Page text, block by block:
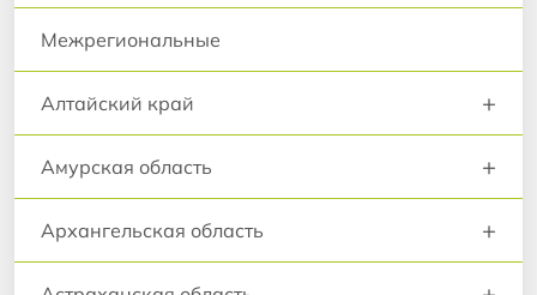
Межрегиональные
Алтайский край +
Амурская область +
Архангельская область +